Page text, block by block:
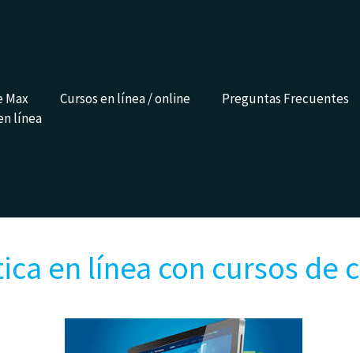
Max Cursos en línea / online Preguntas Frecuentes
línea
en línea con cursos de